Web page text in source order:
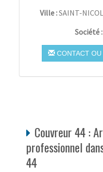
Ville :SAINT-
Société :
CONTACT OU
Couvreur 44 :
professionnel
44